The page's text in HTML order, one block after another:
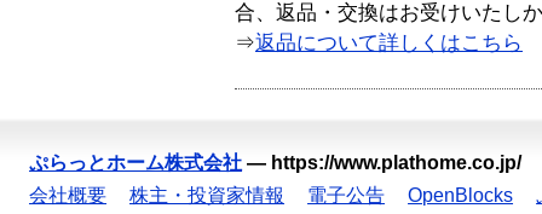
合、返品・交換はお受けいたし
⇒返品について詳しくはこちら
ぷらっとホーム株式会社 — https://www.plathome.co.jp/
会社概要
株主・投資家情報 電子公告 OpenBlocks